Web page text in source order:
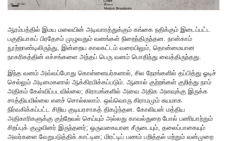
ஆரம்பத்தில் இமய மலையின் அடிவாரத்துக்கும் கங்கை நதிக்கும் இடைப்பட்ட
பகுதியாகப் பிரதேசம் முழுவதும் வனங்கள் நிறைந்திருந்தன. நான்காம்
நூற்றாண்டிலிருந்து, இன்றைய காலகட்டம் வரையிலும், தொன்மையான
நாகரிகத்தின் எச்சங்களை அந்தப் பெரு வனம் பொதிந்து வைத்திருந்தது.
இந்த வனம் அவ்வப்போது கொள்ளையர்களால், சில நேரங்களில் தப்பித்து ஓடிச்
செல்லும் அடிமைகளால் ஆக்கிரமிக்கப்படும். ஆனால் குற்றங்கள் குறித்து நாம்
அதிகம் கேள்விப்படவில்லை; கிராமங்களில் அவை அதிக அளவுக்கு இருக்க
சாத்தியமில்லை எனச் சொல்லலாம். ஒவ்வொரு கிராமமும் சுயமாக
நிர்வகிக்கப்பட்ட சிறிய குடியரசாகத் திகழ்ந்தன. கோலியன் மத்திய
அதிகாரிகளுக்கு குற்றேவல் செய்யும் அல்லது காவல்துறை போல் பணியாற்றும்
சிறப்புக் குழுவினர் இருந்தனர்; ஒருவகையான சீருடையும், தலைப்பாகையும்
அவர்களை வேறுபடுத்திக் காட்டின; மிரட்டிப் பணம் பறித்தல் மற்றும் வன்முறை